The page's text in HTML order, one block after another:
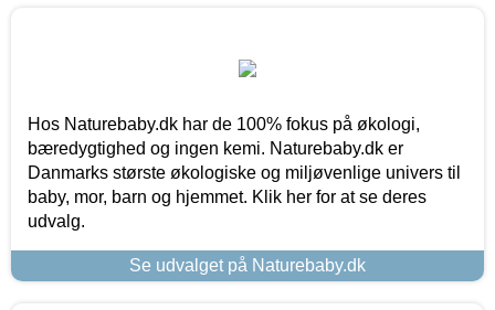
Hos Naturebaby.dk har de 100% fokus på økologi,
bæredygtighed og ingen kemi. Naturebaby.dk er
Danmarks største økologiske og miljøvenlige univers til
baby, mor, barn og hjemmet. Klik her for at se deres
udvalg.
Se udvalget på Naturebaby.dk